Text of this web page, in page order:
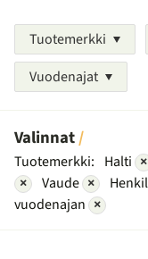
Tuotemerkki
Vuodenajat
Valinnat
Tuotemerkki: Halti ×
×
Vaude ×
vuodenajan ×